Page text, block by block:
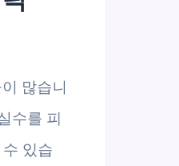
많습니
수를 피
있습